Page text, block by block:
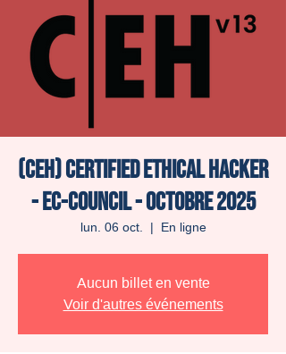
(CEH) Certified Ethical Hacker
- Ec-Council - Octobre 2025
lun. 06 oct.
  |
En ligne
Aucun billet en vente
Voir d'autres événements